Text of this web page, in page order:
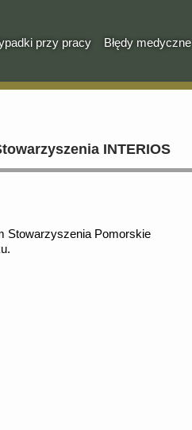
INTERIOS
przy pracy Błędy medyczne
Stowarzyszenia Pomorskie